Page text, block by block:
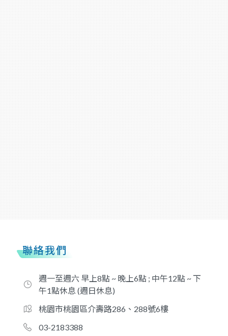
聯絡我們
週一至週六 早上8點 ~ 晚上6點 ; 中午12點 ~ 下
午1點休息 (週日休息)
桃園市桃園區介壽路286、288號6樓
03-2183388